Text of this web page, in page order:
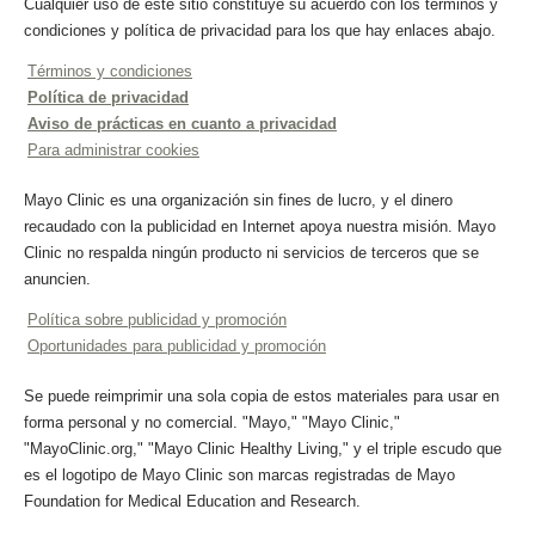
Cualquier uso de este sitio constituye su acuerdo con los términos y
condiciones y política de privacidad para los que hay enlaces abajo.
Términos y condiciones
Política de privacidad
Aviso de prácticas en cuanto a privacidad
Para administrar cookies
Mayo Clinic es una organización sin fines de lucro, y el dinero
recaudado con la publicidad en Internet apoya nuestra misión. Mayo
Clinic no respalda ningún producto ni servicios de terceros que se
anuncien.
Política sobre publicidad y promoción
Oportunidades para publicidad y promoción
Se puede reimprimir una sola copia de estos materiales para usar en
forma personal y no comercial. "Mayo," "Mayo Clinic,"
"MayoClinic.org," "Mayo Clinic Healthy Living," y el triple escudo que
es el logotipo de Mayo Clinic son marcas registradas de Mayo
Foundation for Medical Education and Research.